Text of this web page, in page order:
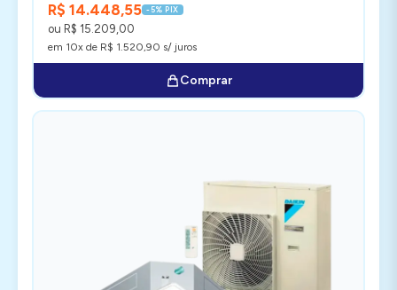
R$ 14.448,55 -5% PIX
ou R$ 15.209,00
em 10x de R$ 1.520,90 s/ juros
Comprar